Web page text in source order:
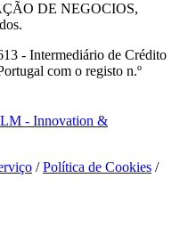
DE NEGOCIOS,
- Intermediário de Crédito
com o registo n.º
- Innovation &
/Política de Cookies /